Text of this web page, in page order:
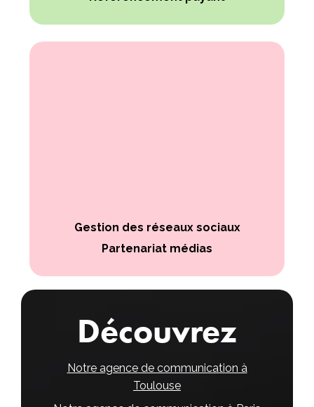
Gestion des réseaux sociaux
Partenariat médias
Découvrez
Notre agence de communication à
Toulouse